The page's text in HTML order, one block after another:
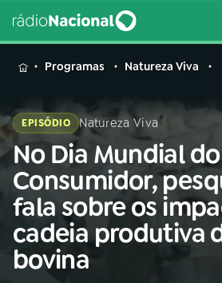
MENU
Buscar
na
Rádio
Nacional
Buscar
AO VIVO
Programas Natureza Viva
EPISÓDIO Natureza Viva
No Dia Mundial do
Consumidor,
fala sobre os
cadeia produtiva
bovina